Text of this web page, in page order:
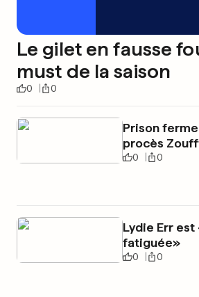
Le gilet en fausse
must de la saison
0 0
Prison
procès
0 0
Lydie Err
fatiguée»
0 0